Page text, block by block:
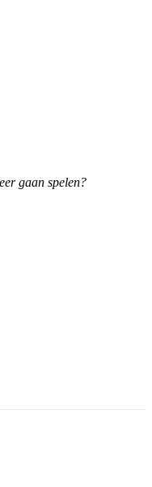
gaan spelen?